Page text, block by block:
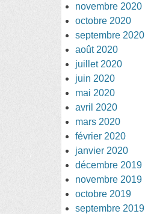
novembre 2020
octobre 2020
septembre 2020
août 2020
juillet 2020
juin 2020
mai 2020
avril 2020
mars 2020
février 2020
janvier 2020
décembre 2019
novembre 2019
octobre 2019
septembre 2019